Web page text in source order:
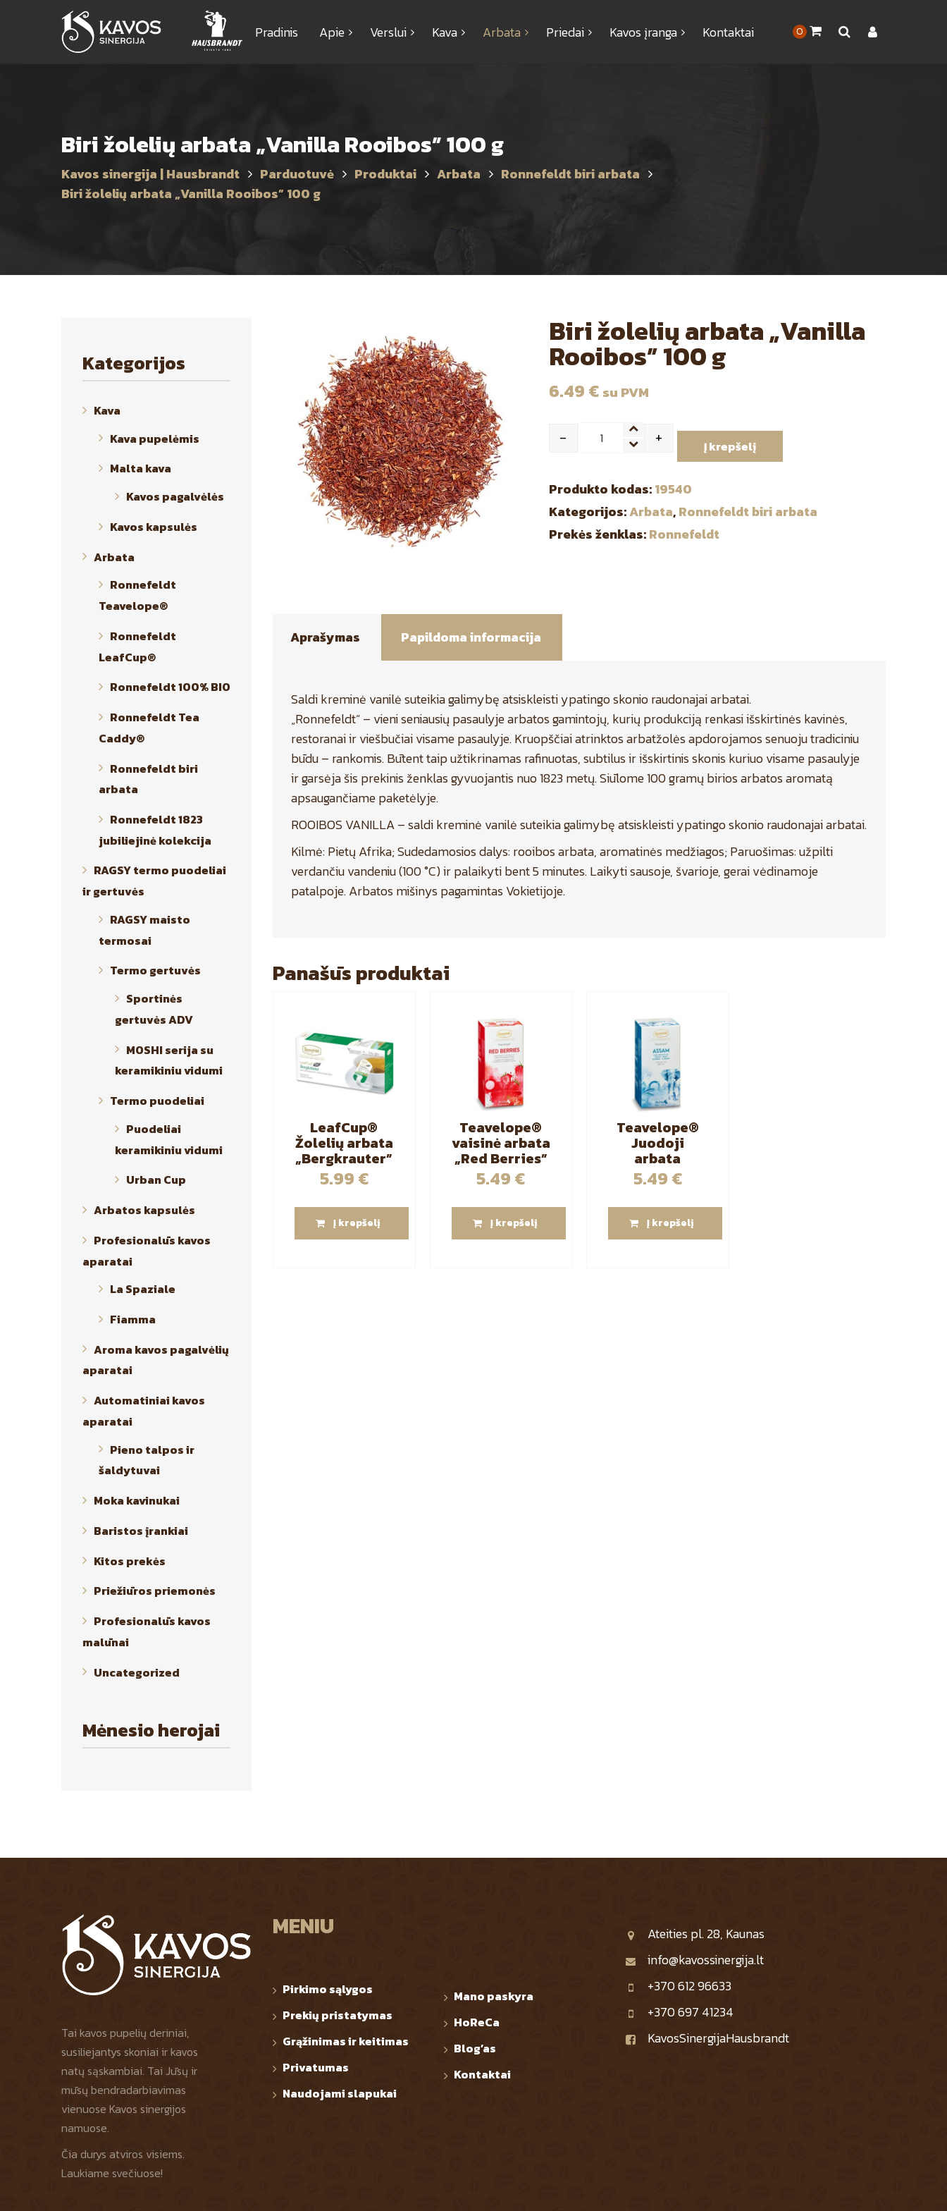
Pradinis Apie Verslui Kava Arbata Priedai Kavos įranga Kontaktai 0
Biri žolelių arbata „Vanilla Rooibos” 100 g
Kavos sinergija | Hausbrandt Parduotuvė Produktai Arbata
Ronnefeldt biri arbata
Biri žolelių arbata „Vanilla Rooibos” 100 g
Biri žolelių arbata „Vanilla
Rooibos” 100 g
6.49 € su PVM
Quantity
- + Į krepšelį
Produkto kodas:19540
Kategorijos:Arbata,Ronnefeldt biri arbata
Prekės ženklas:Ronnefeldt
Aprašymas Papildoma informacija
Saldi kreminė vanilė suteikia galimybę atsiskleisti ypatingo skonio raudonajai arbatai.
„Ronnefeldt“ – vieni seniausių pasaulyje arbatos gamintojų, kurių produkciją renkasi išskirtinės kavinės,
restoranai ir viešbučiai visame pasaulyje. Kruopščiai atrinktos arbatžolės apdorojamos senuoju tradiciniu
būdu – rankomis. Būtent taip užtikrinamas rafinuotas, subtilus ir išskirtinis skonis kuriuo visame pasaulyje
ir garsėja šis prekinis ženklas gyvuojantis nuo 1823 metų. Siūlome 100 gramų birios arbatos aromatą
apsaugančiame paketėlyje.
ROOIBOS VANILLA – saldi kreminė vanilė suteikia galimybę atsiskleisti ypatingo skonio raudonajai arbatai.
Kilmė: Pietų Afrika; Sudedamosios dalys: rooibos arbata, aromatinės medžiagos; Paruošimas: užpilti
verdančiu vandeniu (100 °C) ir palaikyti bent 5 minutes. Laikyti sausoje, švarioje, gerai vėdinamoje
patalpoje. Arbatos mišinys pagamintas Vokietijoje.
Panašūs produktai
LeafCup®
Žolelių arbata
„Bergkrauter”
15 vnt
5.99 €
Į krepšelį
Teavelope®
vaisinė arbata
„Red Berries”
25 vnt
5.49 €
Į krepšelį
Teavelope®
Juodoji
arbata
„Assam” 25
vnt
5.49 €
Į krepšelį
Kategorijos
Kava
Kava pupelėmis
Malta kava
Kavos pagalvėlės
Kavos kapsulės
Arbata
Ronnefeldt
Teavelope®
Ronnefeldt
LeafCup®
Ronnefeldt 100% BIO
Ronnefeldt Tea
Caddy®
Ronnefeldt biri
arbata
Ronnefeldt 1823
jubiliejinė kolekcija
RAGSY termo puodeliai
ir gertuvės
RAGSY maisto
termosai
Termo gertuvės
Sportinės
gertuvės ADV
MOSHI serija su
keramikiniu vidumi
Termo puodeliai
Puodeliai
keramikiniu vidumi
Urban Cup
Arbatos kapsulės
Profesionalūs kavos
aparatai
La Spaziale
Fiamma
Aroma kavos pagalvėlių
aparatai
Automatiniai kavos
aparatai
Pieno talpos ir
šaldytuvai
Moka kavinukai
Baristos įrankiai
Kitos prekės
Priežiūros priemonės
Profesionalūs kavos
malūnai
Uncategorized
Mėnesio herojai
Tai kavos pupelių deriniai,
susiliejantys skoniai ir kavos
natų sąskambiai. Tai Jūsų ir
mūsų bendradarbiavimas
vienuose Kavos sinergijos
namuose.
Čia durys atviros visiems.
Laukiame svečiuose!
MENIU
Pirkimo sąlygos
Prekių pristatymas
Grąžinimas ir keitimas
Privatumas
Naudojami slapukai
Mano paskyra
HoReCa
Blog’as
Kontaktai
Ateities pl. 28, Kaunas
info@kavossinergija.lt
+370 612 96633
+370 697 41234
KavosSinergijaHausbrandt